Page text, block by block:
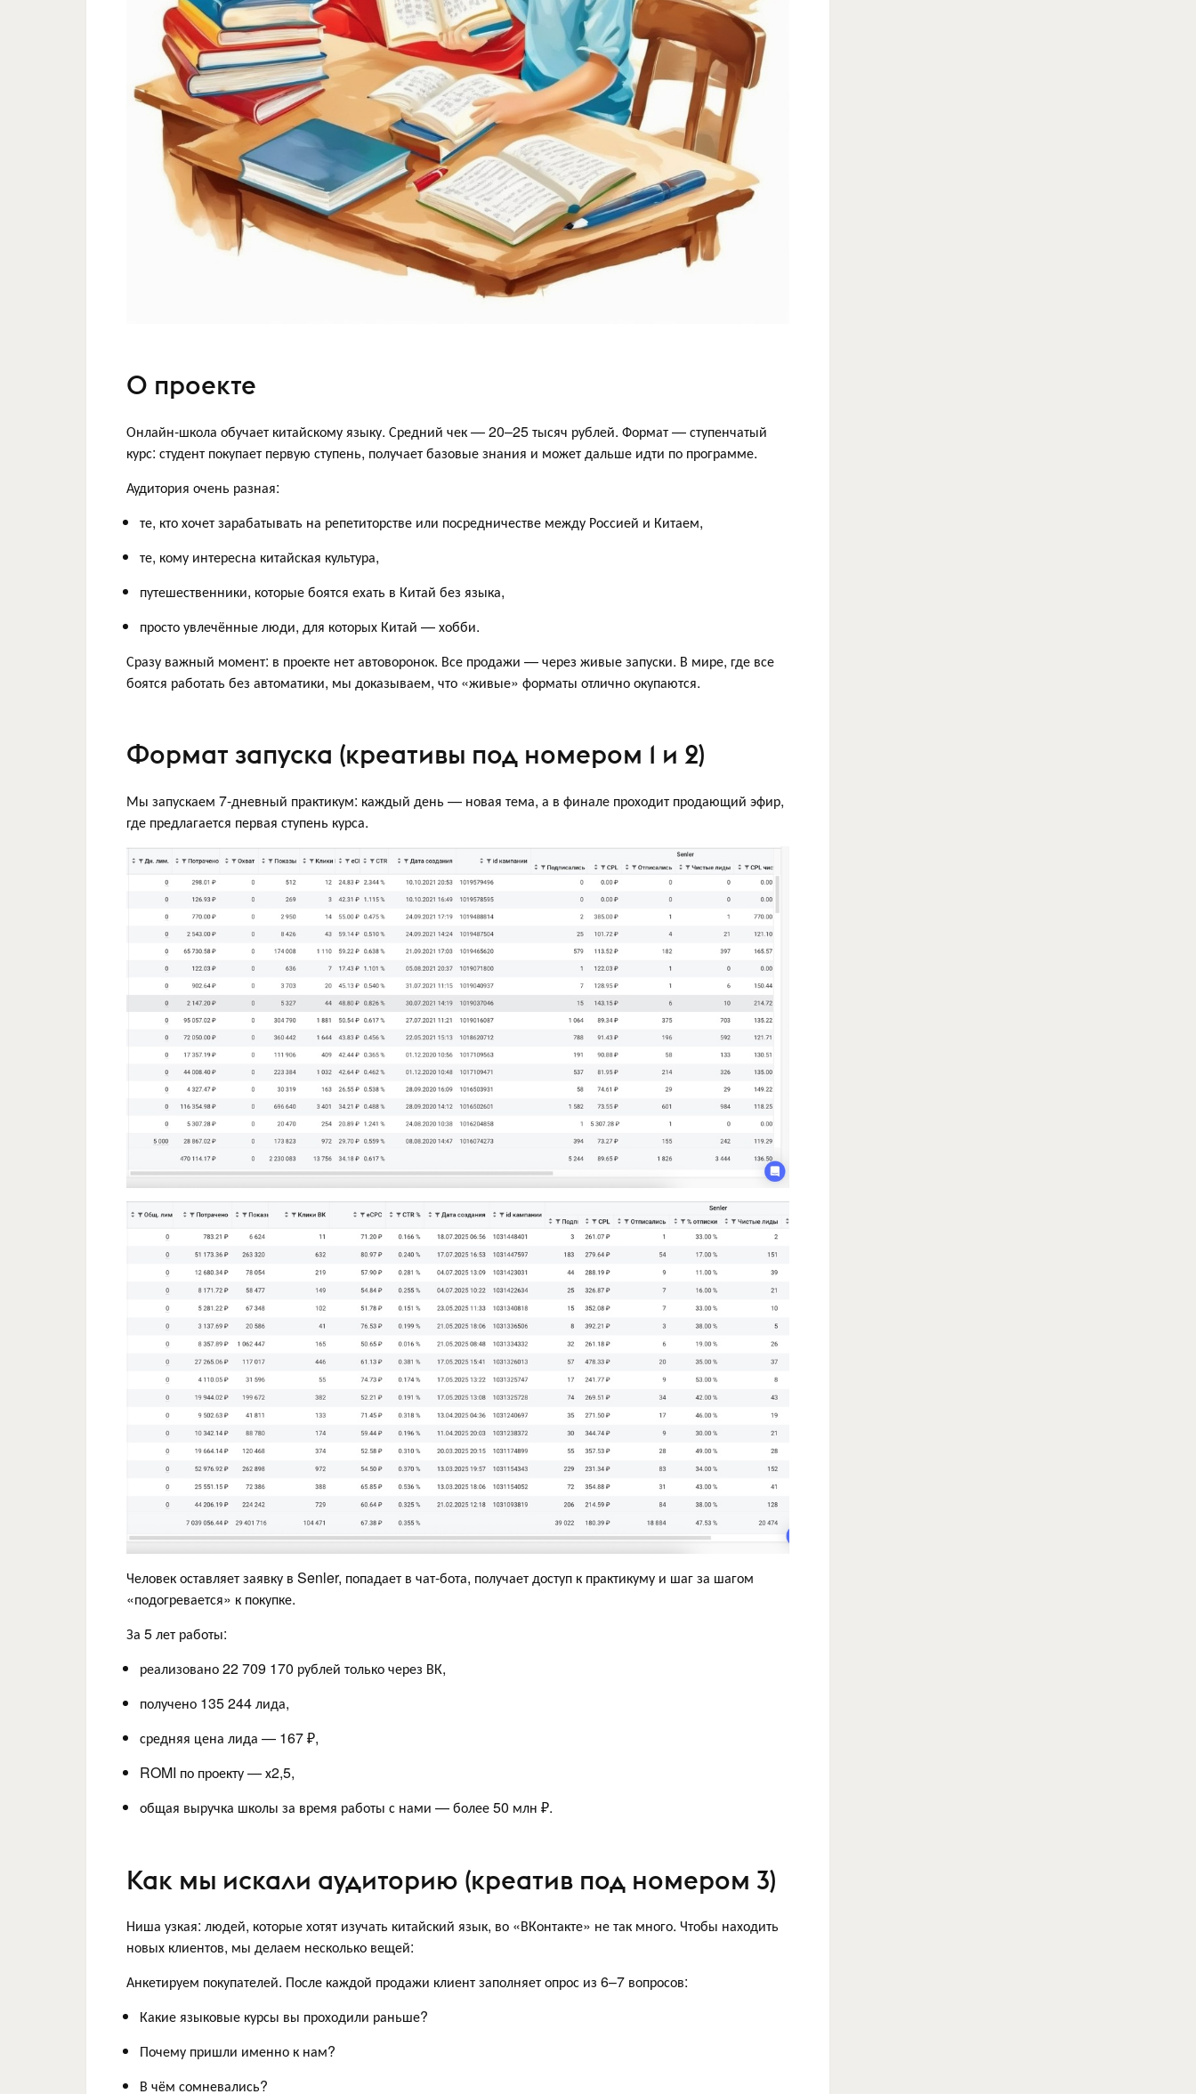
О проекте
Онлайн-школа обучает китайскому языку. Средний чек — 20–25 тысяч рублей. Формат — ступенчатый
курс: студент покупает первую ступень, получает базовые знания и может дальше идти по программе.
Аудитория очень разная:
те, кто хочет зарабатывать на репетиторстве или посредничестве между Россией и Китаем,
те, кому интересна китайская культура,
путешественники, которые боятся ехать в Китай без языка,
просто увлечённые люди, для которых Китай — хобби.
Сразу важный момент: в проекте нет автоворонок. Все продажи — через живые запуски. В мире, где все
боятся работать без автоматики, мы доказываем, что «живые» форматы отлично окупаются.
Формат запуска (креативы под номером 1 и 2)
Мы запускаем 7-дневный практикум: каждый день — новая тема, а в финале проходит продающий эфир,
где предлагается первая ступень курса.
Человек оставляет заявку в Senler, попадает в чат-бота, получает доступ к практикуму и шаг за шагом
«подогревается» к покупке.
За 5 лет работы:
реализовано 22 709 170 рублей только через ВК,
получено 135 244 лида,
средняя цена лида — 167 ₽,
ROMI по проекту — х2,5,
общая выручка школы за время работы с нами — более 50 млн ₽.
Как мы искали аудиторию (креатив под номером 3)
Ниша узкая: людей, которые хотят изучать китайский язык, во «ВКонтакте» не так много. Чтобы находить
новых клиентов, мы делаем несколько вещей:
Анкетируем покупателей. После каждой продажи клиент заполняет опрос из 6–7 вопросов:
Какие языковые курсы вы проходили раньше?
Почему пришли именно к нам?
В чём сомневались?